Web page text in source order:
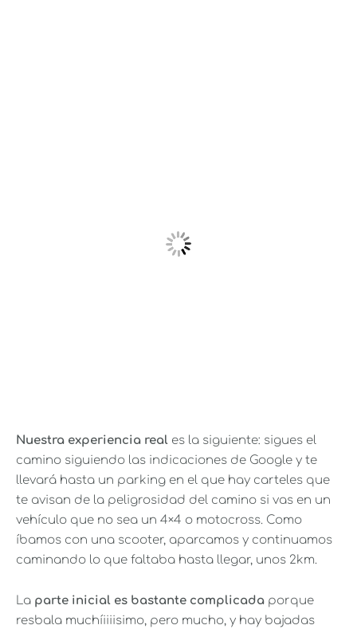
Nuestra experiencia real es la siguiente: sigues el
camino siguiendo las indicaciones de Google y te
llevará hasta un parking en el que hay carteles que
te avisan de la peligrosidad del camino si vas en un
vehículo que no sea un 4×4 o motocross. Como
íbamos con una scooter, aparcamos y continuamos
caminando lo que faltaba hasta llegar, unos 2km.
La parte inicial es bastante complicada porque
resbala muchíiiiisimo, pero mucho, y hay bajadas